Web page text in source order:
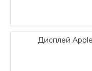
Дисплей